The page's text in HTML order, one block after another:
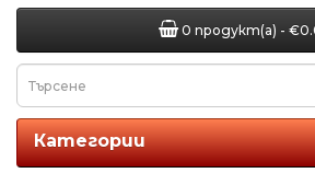
0 продукт(а) -
Категории